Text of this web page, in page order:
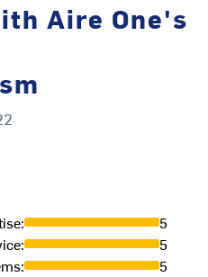
Aire One's
:
5
:
5
: 5